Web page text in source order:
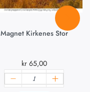
Magnet Kirkenes Stor
kr65,00